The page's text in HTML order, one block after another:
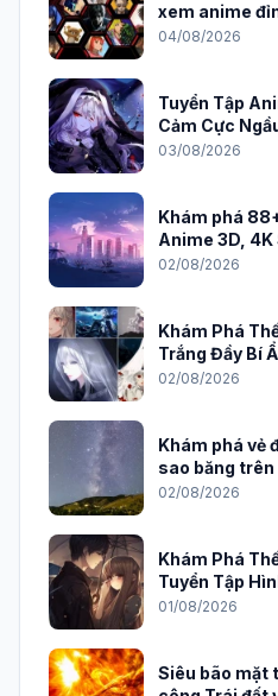
xem anime
04/08/2026
Tuyển Tập
Cảm Cực
03/08/2026
Khám phá
Anime 3D, 4K
02/08/2026
Khám Phá
Trắng Đầy Bí
02/08/2026
Khám phá vẻ
sao băng
02/08/2026
Khám Phá
Tuyển Tập
2026
01/08/2026
Siêu bão mặt